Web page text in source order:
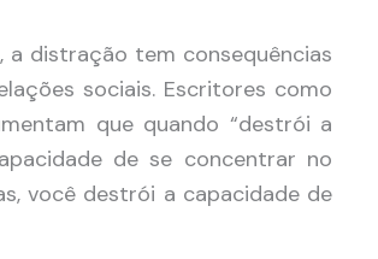
a distração tem consequências
sociais. Escritores como
que quando “destrói a
de se concentrar no
você destrói a capacidade de